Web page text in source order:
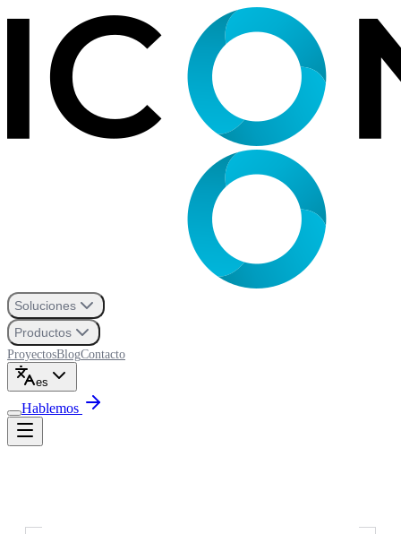
Soluciones
Productos
ProyectosBlogContacto
es
HablemosN